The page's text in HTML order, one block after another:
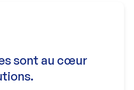
sont au cœur